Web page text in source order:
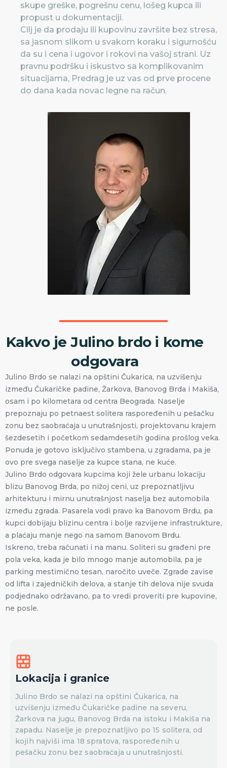
skupe greške, pogrešnu cenu, lošeg kupca ili
propust u dokumentaciji.
Cilj je da prodaju ili kupovinu završite bez stresa,
sa jasnom slikom u svakom koraku i sigurnošću
da su i cena i ugovor i rokovi na vašoj strani. Uz
pravnu podršku i iskustvo sa komplikovanim
situacijama, Predrag je uz vas od prve procene
do dana kada novac legne na račun.
Kakvo je Julino brdo i kome
odgovara
Julino Brdo se nalazi na opštini Čukarica, na uzvišenju
između Čukaričke padine, Žarkova, Banovog Brda i Makiša,
osam i po kilometara od centra Beograda. Naselje
prepoznaju po petnaest solitera raspoređenih u pešačku
zonu bez saobraćaja u unutrašnjosti, projektovanu krajem
šezdesetih i početkom sedamdesetih godina prošlog veka.
Ponuda je gotovo isključivo stambena, u zgradama, pa je
ovo pre svega naselje za kupce stana, ne kuće.
Julino Brdo odgovara kupcima koji žele urbanu lokaciju
blizu Banovog Brda, po nižoj ceni, uz prepoznatljivu
arhitekturu i mirnu unutrašnjost naselja bez automobila
između zgrada. Pasarela vodi pravo ka Banovom Brdu, pa
kupci dobijaju blizinu centra i bolje razvijene infrastrukture,
a plaćaju manje nego na samom Banovom Brdu.
Iskreno, treba računati i na manu. Soliteri su građeni pre
pola veka, kada je bilo mnogo manje automobila, pa je
parking mestimično tesan, naročito uveče. Zgrade zavise
od lifta i zajedničkih delova, a stanje tih delova nije svuda
podjednako održavano, pa to vredi proveriti pre kupovine,
ne posle.
Lokacija i granice
Julino Brdo se nalazi na opštini Čukarica, na
uzvišenju između Čukaričke padine na severu,
Žarkova na jugu, Banovog Brda na istoku i Makiša na
zapadu. Naselje je prepoznatljivo po 15 solitera, od
kojih najviši ima 18 spratova, raspoređenih u
pešačku zonu bez saobraćaja u unutrašnjosti.